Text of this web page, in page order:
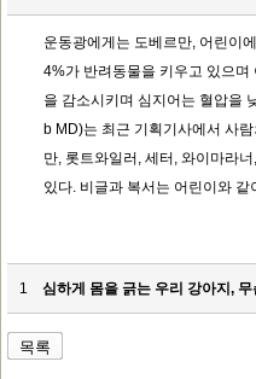
운동광에게는 도베르만, 어린이
4%가 반려동물을 키우고 있으
을 감소시키며 심지어는 혈압을
b MD)는 최근 기획기사에서 사
만, 롯트와일러, 세터, 와이마라
있다. 비글과 복서는 어린이와
적합하다. ●사교적인 인물=교류
지 않아야 한다. 클럼버 스파니
1 심하게 몸을 긁는 우리 강아지,